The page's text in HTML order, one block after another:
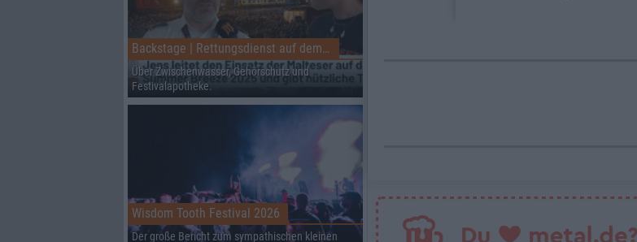
Backstage | Rettungsdienst auf dem Summer Breeze
Über Zwischenwasser, Gehörschutz und
Festivalapotheke.
Wisdom Tooth Festival 2026
Der große Bericht zum sympathischen kleinen